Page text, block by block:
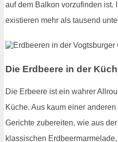
auf dem Balkon vorzufinden ist.
existieren mehr als tausend
Die Erdbeere in der
Die Erbeere ist ein wahrer
Küche. Aus kaum einer
Gerichte zubereiten, wie aus
klassischen